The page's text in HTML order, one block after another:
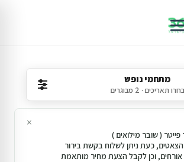
מתחמי נופש
בחרו תאריכים · 2 מבוגרים
( שובר מילואים )
הצאטים, כעת ניתן לשלוח בקשת בירור
אורחים, וכן לקבל הצעת מחיר מותאמת
×